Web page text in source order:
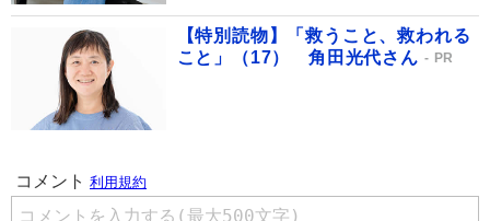
【特別読物】「救うこと、救われる
こと」（17） 角田光代さん
PR